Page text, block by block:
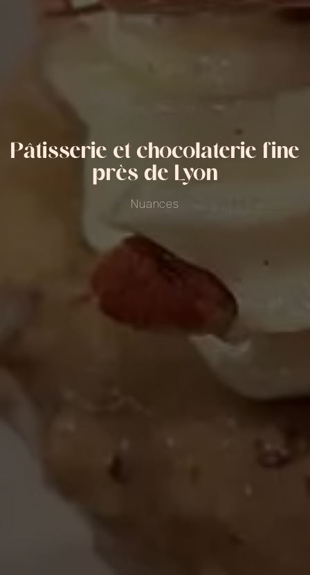
Pâtisserie et chocolaterie fine
près de Lyon
Nuances